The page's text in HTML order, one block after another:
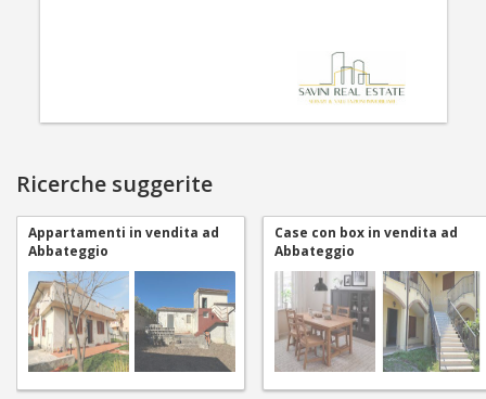
Ricerche suggerite
Appartamenti in vendita ad
Abbateggio
Case con box in vendita ad
Abbateggio